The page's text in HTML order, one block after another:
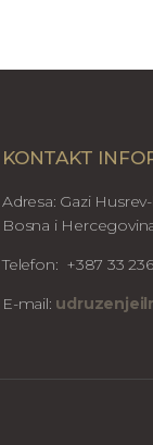
KONTAKT
Adresa: Gazi
Bosna i
Telefon: +387 33
E-mail: